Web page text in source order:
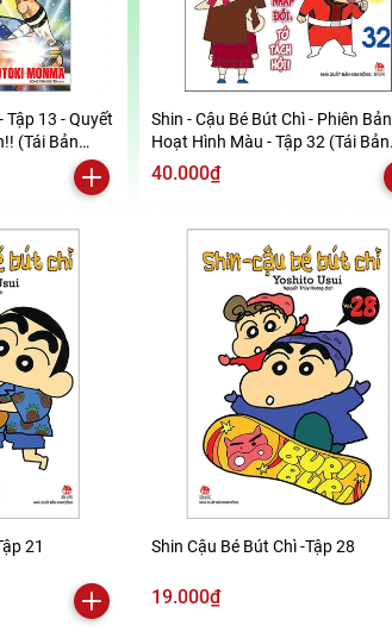
Tập 13 - Quyết
(Tái Bản
Shin - Cậu Bé Bút Chì - Phiên Bản
Hoạt Hình Màu - Tập 32 (Tái Bản
2019)
40.000₫
21 Shin Cậu Bé Bút Chì -Tập 28
19.000₫